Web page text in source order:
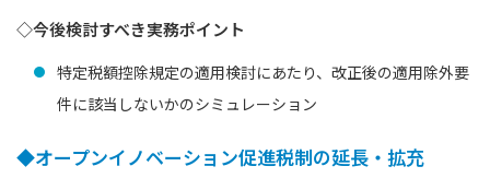
◇今後検討すべき実務ポイント
特定税額控除規定の適用検討にあたり、改正後の適用除外要
件に該当しないかのシミュレーション
◆オープンイノベーション促進税制の延長・拡充